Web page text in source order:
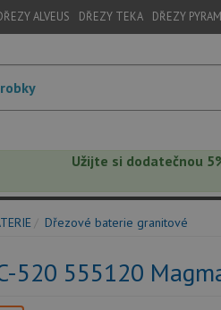
ALVEUS DŘEZY TEKA DŘEZY
Užijte si dodatečnou
Dřezové baterie granitové
520 555120